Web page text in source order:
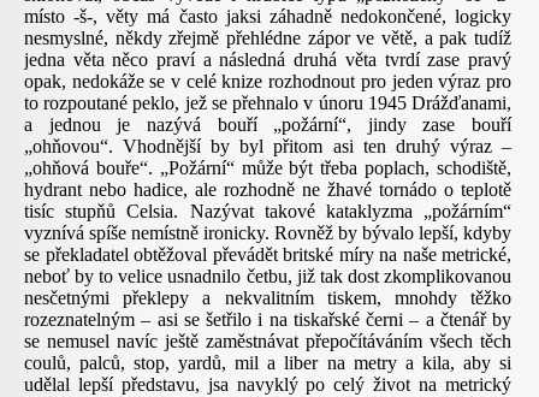
místo -š-, věty má často jaksi záhadně nedokončené, logicky
nesmyslné, někdy zřejmě přehlédne zápor ve větě, a pak tudíž
jedna věta něco praví a následná druhá věta tvrdí zase pravý
opak, nedokáže se v celé knize rozhodnout pro jeden výraz pro
to rozpoutané peklo, jež se přehnalo v únoru 1945 Drážďanami,
a jednou je nazývá bouří „požární“, jindy zase bouří
„ohňovou“. Vhodnější by byl přitom asi ten druhý výraz –
„ohňová bouře“. „Požární“ může být třeba poplach, schodiště,
hydrant nebo hadice, ale rozhodně ne žhavé tornádo o teplotě
tisíc stupňů Celsia. Nazývat takové kataklyzma „požárním“
vyznívá spíše nemístně ironicky. Rovněž by bývalo lepší, kdyby
se překladatel obtěžoval převádět britské míry na naše metrické,
neboť by to velice usnadnilo četbu, již tak dost zkomplikovanou
nesčetnými překlepy a nekvalitním tiskem, mnohdy těžko
rozeznatelným – asi se šetřilo i na tiskařské černi – a čtenář by
se nemusel navíc ještě zaměstnávat přepočítáváním všech těch
coulů, palců, stop, yardů, mil a liber na metry a kila, aby si
udělal lepší představu, jsa navyklý po celý život na metrický